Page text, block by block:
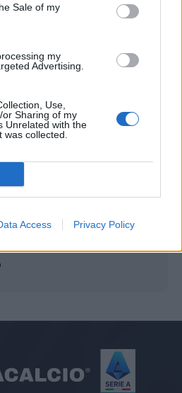
Sale of my
my
Advertising.
Use,
Sharing of my
Unrelated with the
collected.
Access Privacy Policy